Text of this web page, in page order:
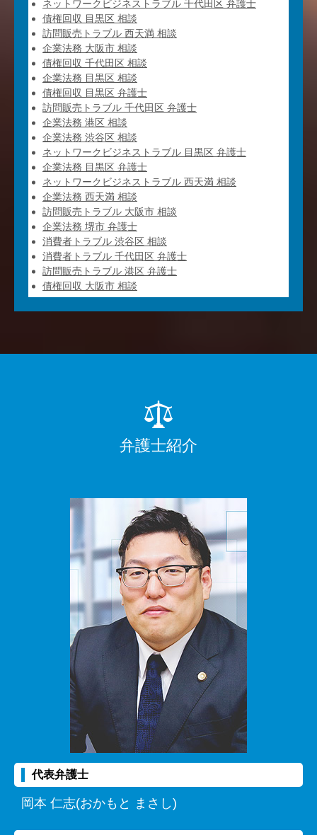
ネットワークビジネストラブル 千代田区 弁護士
債権回収 目黒区 相談
訪問販売トラブル 西天満 相談
企業法務 大阪市 相談
債権回収 千代田区 相談
企業法務 目黒区 相談
債権回収 目黒区 弁護士
訪問販売トラブル 千代田区 弁護士
企業法務 港区 相談
企業法務 渋谷区 相談
ネットワークビジネストラブル 目黒区 弁護士
企業法務 目黒区 弁護士
ネットワークビジネストラブル 西天満 相談
企業法務 西天満 相談
訪問販売トラブル 大阪市 相談
企業法務 堺市 弁護士
消費者トラブル 渋谷区 相談
消費者トラブル 千代田区 弁護士
訪問販売トラブル 港区 弁護士
債権回収 大阪市 相談
弁護士紹介
代表弁護士
岡本 仁志(おかもと まさし)